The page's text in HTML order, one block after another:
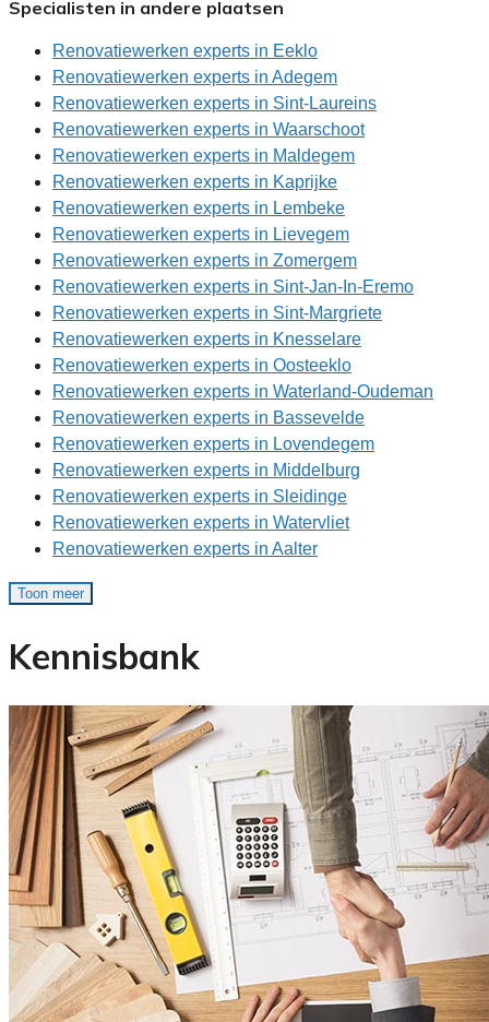
Specialisten in andere plaatsen
Renovatiewerken experts in Eeklo
Renovatiewerken experts in Adegem
Renovatiewerken experts in Sint-Laureins
Renovatiewerken experts in Waarschoot
Renovatiewerken experts in Maldegem
Renovatiewerken experts in Kaprijke
Renovatiewerken experts in Lembeke
Renovatiewerken experts in Lievegem
Renovatiewerken experts in Zomergem
Renovatiewerken experts in Sint-Jan-In-Eremo
Renovatiewerken experts in Sint-Margriete
Renovatiewerken experts in Knesselare
Renovatiewerken experts in Oosteeklo
Renovatiewerken experts in Waterland-Oudeman
Renovatiewerken experts in Bassevelde
Renovatiewerken experts in Lovendegem
Renovatiewerken experts in Middelburg
Renovatiewerken experts in Sleidinge
Renovatiewerken experts in Watervliet
Renovatiewerken experts in Aalter
Toon meer
Kennisbank